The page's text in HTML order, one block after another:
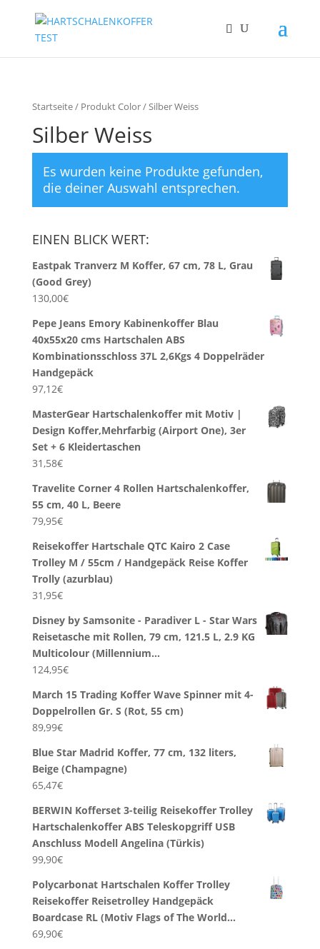
Startseite/ Produkt Color / Silber Weiss
Silber Weiss
Es wurden keine Produkte gefunden,
die deiner Auswahl entsprechen.
EINEN BLICK WERT:
Eastpak Tranverz M Koffer, 67 cm, 78 L, Grau
(Good Grey)
130,00€
Pepe Jeans Emory Kabinenkoffer Blau
40x55x20 cms Hartschalen ABS
Kombinationsschloss 37L 2,6Kgs 4 Doppelräder
Handgepäck
97,12€
MasterGear Hartschalenkoffer mit Motiv |
Design Koffer,Mehrfarbig (Airport One), 3er
Set + 6 Kleidertaschen
31,58€
Travelite Corner 4 Rollen Hartschalenkoffer,
55 cm, 40 L, Beere
79,95€
Reisekoffer Hartschale QTC Kairo 2 Case
Trolley M / 55cm / Handgepäck Reise Koffer
Trolly (azurblau)
31,95€
Disney by Samsonite - Paradiver L - Star Wars
Reisetasche mit Rollen, 79 cm, 121.5 L, 2.9 KG
Multicolour (Millennium…
124,95€
March 15 Trading Koffer Wave Spinner mit 4-
Doppelrollen Gr. S (Rot, 55 cm)
89,99€
Blue Star Madrid Koffer, 77 cm, 132 liters,
Beige (Champagne)
65,47€
BERWIN Kofferset 3-teilig Reisekoffer Trolley
Hartschalenkoffer ABS Teleskopgriff USB
Anschluss Modell Angelina (Türkis)
99,90€
Polycarbonat Hartschalen Koffer Trolley
Reisekoffer Reisetrolley Handgepäck
Boardcase RL (Motiv Flags of The World…
69,90€